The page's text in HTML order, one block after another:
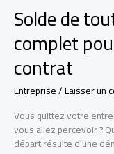
Solde de
complet
contrat
Entreprise/Laisser un
Vous quittez votre
vous allez percevoir ?
départ résulte d’une